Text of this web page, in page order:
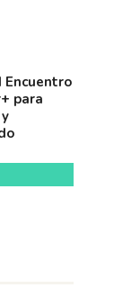
Encuentro
para